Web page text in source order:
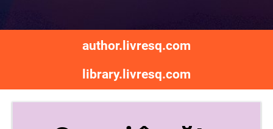
author.livresq.com
library.livresq.com